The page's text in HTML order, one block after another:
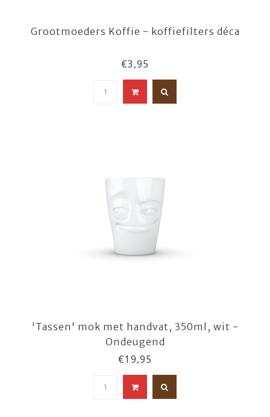
Grootmoeders Koffie - koffiefilters déca
€3,95
'Tassen' mok met handvat, 350ml, wit -
Ondeugend
€19,95